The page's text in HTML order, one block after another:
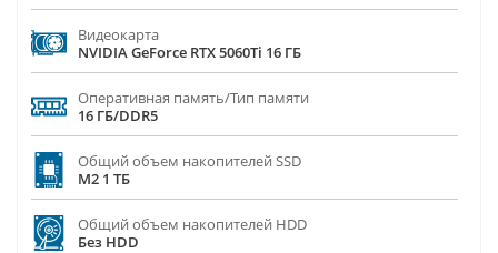
Видеокарта
NVIDIA GeForce RTX 5060Ti 16 ГБ
Оперативная память/Тип памяти
16 ГБ/DDR5
Общий объем накопителей SSD
M2 1 ТБ
Общий объем накопителей HDD
Без HDD